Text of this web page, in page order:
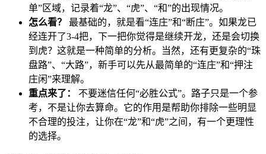
单”区域，记录着“龙”、“虎”、“和”的出现情况。
怎么看？
最基础的，就是看“连庄”和“断庄”。如果龙已
经连开了3-4把，下一把你觉得是继续开龙，还是会切换
到虎？这就是一种简单的分析。当然，还有更复杂的“珠
盘路”、“大路”，新手可以先从最简单的“连庄”和“押注
庄闲”来理解。
重点来了：
不要迷信任何“必胜公式”。路子只是一个参
考，不是让你去算命。它的作用是帮助你排除一些明显
不合理的投注，让你在“龙”和“虎”之间，有一个更理性
的选择。